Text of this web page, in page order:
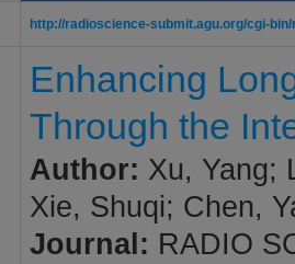
http://radioscience-submit.agu.org/cgi-
Enhancing
Through the
Author: Xu, Yang;
Xie, Shuqi; Chen,
Journal: RADIO